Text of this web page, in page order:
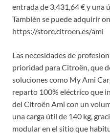
entrada de 3.431,64 € y una
También se puede adquirir
https://store.citroen.es/ami
Las necesidades de
prioridad para Citroën, que
soluciones como My Ami
reparto 100% eléctrico que
del Citroën Ami con un
una carga útil de 140 kg,
modular en el sitio que